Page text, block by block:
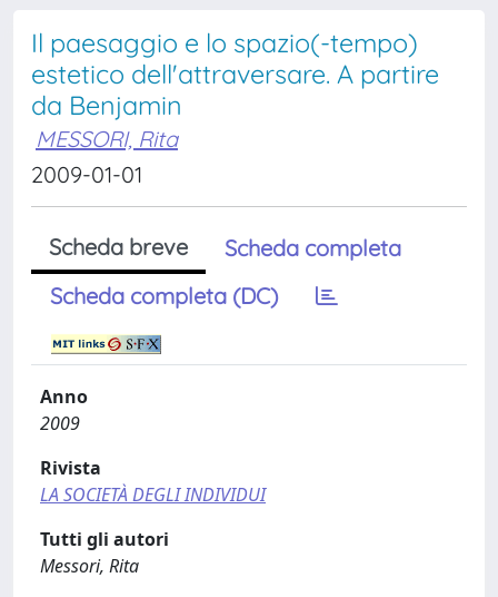
Il paesaggio e lo spazio(-tempo)
estetico dell'attraversare. A partire
da Benjamin
MESSORI, Rita
2009-01-01
Scheda breve
Scheda completa
Scheda completa (DC)
Anno
2009
Rivista
LA SOCIETÀ DEGLI INDIVIDUI
Tutti gli autori
Messori, Rita